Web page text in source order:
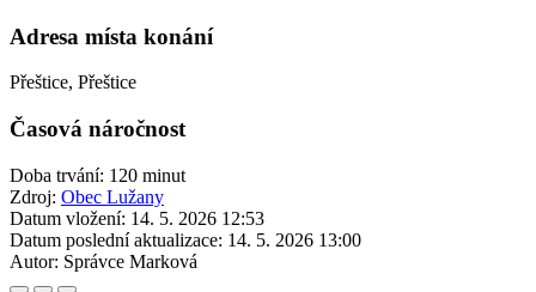
Adresa místa konání
Přeštice, Přeštice
Časová náročnost
Doba trvání: 120 minut
Zdroj: Obec Lužany
Datum vložení: 14. 5. 2026 12:53
Datum poslední aktualizace: 14. 5. 2026 13:00
Autor: Správce Marková